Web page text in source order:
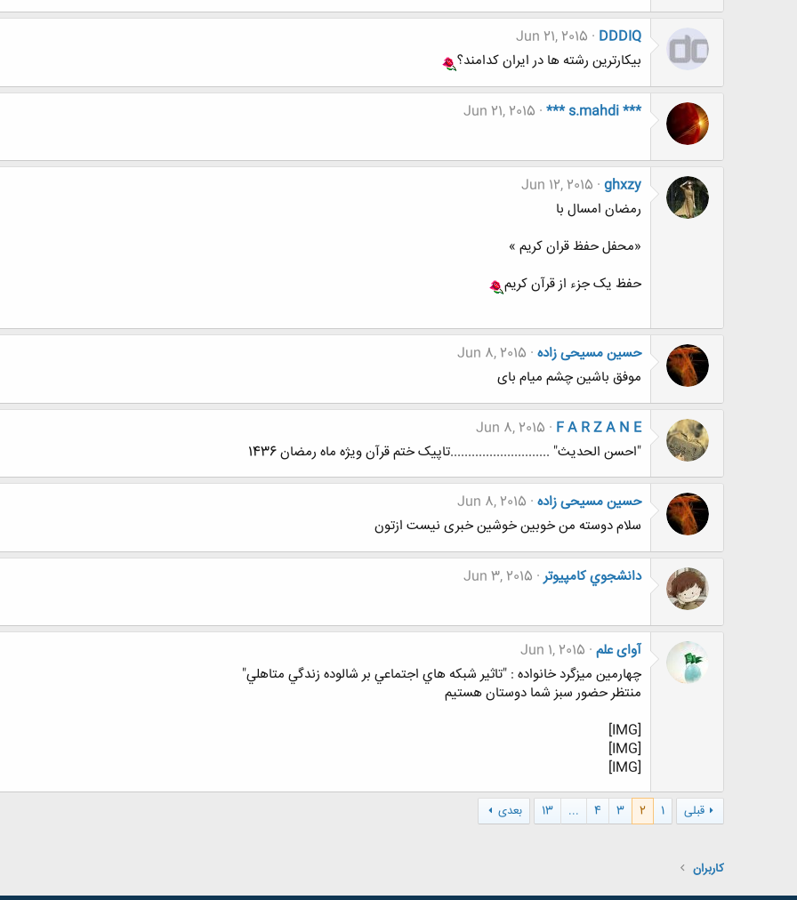
DDDIQ
Jun 21, 2015
بیکارترین رشته‌ ها در ایران کدامند؟
*** s.mahdi ***
Jun 21, 2015
ghxzy
Jun 12, 2015
رمضان امسال با
«محفل حفظ قران کریم »
حفظ یک جزء از قرآن کریم
حسین مسیحی زاده Jun 8, 2015
موفق باشین چشم میام بای
F A R Z A N E
Jun 8, 2015
"احسن الحدیث" ............................تاپیک ختم قرآن ویژه ماه رمضان 1436
حسین مسیحی زاده Jun 8, 2015
سلام دوسته من خوبین خوشین خبری نیست ازتون
دانشجوي كامپيوتر Jun 3, 2015
آوای علم Jun 1, 2015
چهارمين ميزگرد خانواده : "تاثير شبكه هاي اجتماعي بر شالوده زندگي متاهلي"
منتظر حضور سبز شما دوستان هستيم
[IMG]
[IMG]
[IMG]
قبلی 1
2
3
4
...
13 بعدی
کاربران